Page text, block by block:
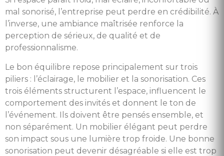
mal sonorisé, l’entreprise peut perdre en crédibilité. À
l’inverse, une ambiance maîtrisée renforce la
perception de sérieux, de qualité et de
professionnalisme.
Le bon équilibre repose principalement sur trois
piliers : l’éclairage, le mobilier et la sonorisation. Ces
trois éléments structurent l’espace, influencent le
comportement des invités et donnent le ton de
l’événement. Ils doivent être pensés ensemble, et
non séparément. Un mobilier élégant peut perdre
son impact sous une lumière trop froide. Une bonne
sonorisation peut devenir désagréable si elle est trop